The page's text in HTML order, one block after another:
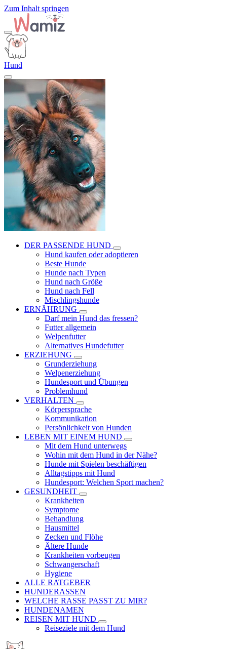
Zum Inhalt springen
Hund
DER PASSENDE HUND
Hund kaufen oder adoptieren
Beste Hunde
Hunde nach Typen
Hund nach Größe
Hund nach Fell
Mischlingshunde
ERNÄHRUNG
Darf mein Hund das fressen?
Futter allgemein
Welpenfutter
Alternatives Hundefutter
ERZIEHUNG
Grunderziehung
Welpenerziehung
Hundesport und Übungen
Problemhund
VERHALTEN
Körpersprache
Kommunikation
Persönlichkeit von Hunden
LEBEN MIT EINEM HUND
Mit dem Hund unterwegs
Wohin mit dem Hund in der Nähe?
Hunde mit Spielen beschäftigen
Alltagstipps mit Hund
Hundesport: Welchen Sport machen?
GESUNDHEIT
Krankheiten
Symptome
Behandlung
Hausmittel
Zecken und Flöhe
Ältere Hunde
Krankheiten vorbeugen
Schwangerschaft
Hygiene
ALLE RATGEBER
HUNDERASSEN
WELCHE RASSE PASST ZU MIR?
HUNDENAMEN
REISEN MIT HUND
Reiseziele mit dem Hund